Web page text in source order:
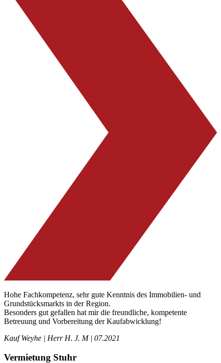
Hohe Fachkompetenz, sehr gute Kenntnis des Immobilien- und
Grundstücksmarkts in der Region.
Besonders gut gefallen hat mir die freundliche, kompetente
Betreuung und Vorbereitung der Kaufabwicklung!
Kauf Weyhe | Herr H. J. M | 07.2021
Vermietung Stuhr